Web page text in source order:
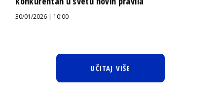
30/01/2026 | 10:00
UČITAJ VIŠE